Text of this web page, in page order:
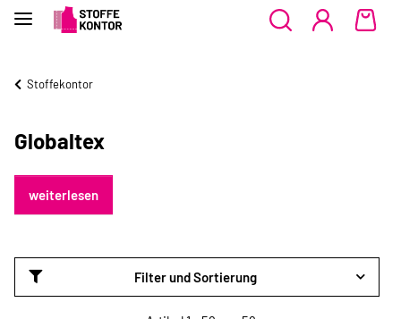
Stoffekontor
Globaltex
weiterlesen
Filter und Sortierung